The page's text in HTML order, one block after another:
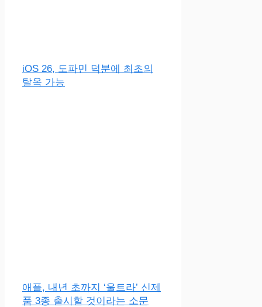
iOS 26, 도파민 덕분에 최초의
탈옥 가능
애플, 내년 초까지 ‘울트라’ 신제
품 3종 출시할 것이라는 소문